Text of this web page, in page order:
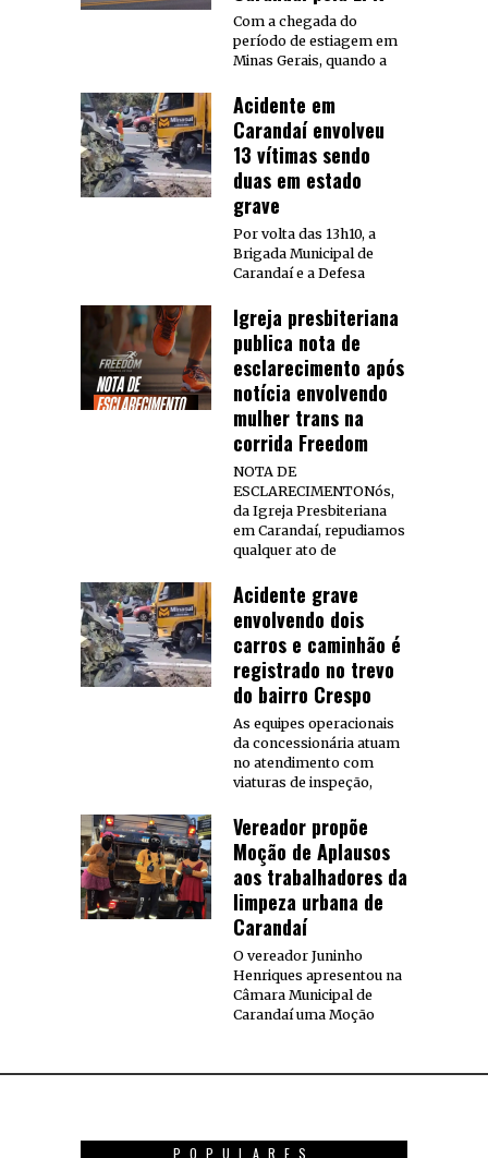
Com a chegada do
período de estiagem em
Minas Gerais, quando a
Acidente em
Carandaí envolveu
13 vítimas sendo
duas em estado
grave
Por volta das 13h10, a
Brigada Municipal de
Carandaí e a Defesa
Igreja presbiteriana
publica nota de
esclarecimento após
notícia envolvendo
mulher trans na
corrida Freedom
NOTA DE
ESCLARECIMENTONós,
da Igreja Presbiteriana
em Carandaí, repudiamos
qualquer ato de
Acidente grave
envolvendo dois
carros e caminhão é
registrado no trevo
do bairro Crespo
As equipes operacionais
da concessionária atuam
no atendimento com
viaturas de inspeção,
Vereador propõe
Moção de Aplausos
aos trabalhadores da
limpeza urbana de
Carandaí
O vereador Juninho
Henriques apresentou na
Câmara Municipal de
Carandaí uma Moção
POPULARES